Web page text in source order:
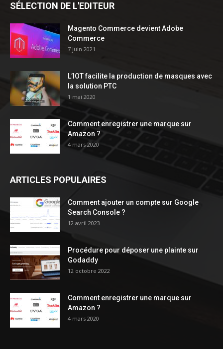
SÉLECTION DE L'EDITEUR
Magento Commerce devient Adobe
Commerce
7 juin 2021
L’IOT facilite la production de masques avec
la solution PTC
1 mai 2020
Comment enregistrer une marque sur
Amazon ?
4 mars 2020
ARTICLES POPULAIRES
Comment ajouter un compte sur Google
Search Console ?
12 avril 2023
Procédure pour déposer une plainte sur
Godaddy
12 octobre 2022
Comment enregistrer une marque sur
Amazon ?
4 mars 2020